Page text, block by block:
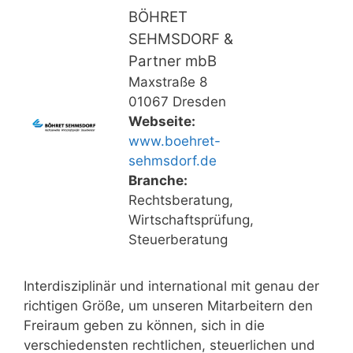
BÖHRET
SEHMSDORF &
Partner mbB
Maxstraße 8
01067 Dresden
Webseite:
www.boehret-
sehmsdorf.de
Branche:
Rechtsberatung,
Wirtschaftsprüfung,
Steuerberatung
Interdisziplinär und international mit genau der
richtigen Größe, um unseren Mitarbeitern den
Freiraum geben zu können, sich in die
verschiedensten rechtlichen, steuerlichen und